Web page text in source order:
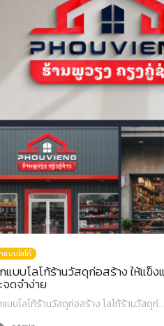
แบบโลโก้
แบบโลโก้ร้านวัสดุก่อสร้าง ให้แข็ง
จดจำง่าย
บบโลโก้ร้านวัสดุก่อสร้าง โลโก้ร้านวัสดุก่…